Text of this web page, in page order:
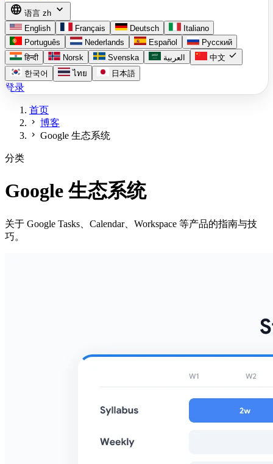
language 语言 zh expand_more
English Français Deutsch
Italiano
Português
Nederlands Español
Русский
हिन्दी
Norsk Svenska العربية 中文 check
한국어 ไทย 日本語
登录
首页
chevron_right 博客
chevron_right Google 生态系统
分类
Google 生态系统
关于 Google Tasks、Calendar、Workspace 等产品的指南与技
巧。